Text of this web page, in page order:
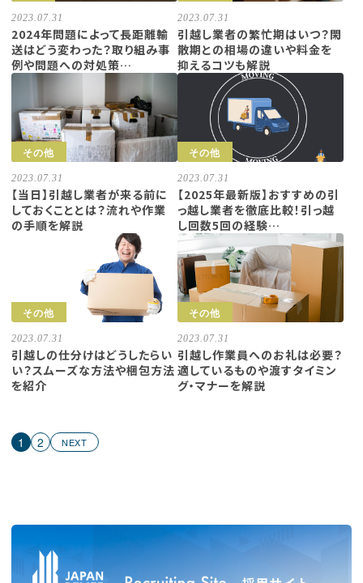
2023.07.31
2024年問題によって長距離輸
送はどう変わった？取り組み事
例や問題への対処策…
2023.07.31
引越し業者の繁忙期はいつ？閑
散期との相場の違いや料金を
抑えるコツも解説
その他
2023.07.31
【当日】引越し業者が来る前に
しておくこととは？流れや作業
の手順を解説
その他
2023.07.31
【2025年最新版】おすすめの引
っ越し業者を徹底比較！引っ越
し回数5回の経験…
その他
2023.07.31
引越しの仕分けはどうしたらい
い？スムーズな方法や梱包方法
を紹介
その他
2023.07.31
引越し作業員へのお礼は必要？
適しているものや渡すタイミン
グ・マナーを解説
1 2 NEXT